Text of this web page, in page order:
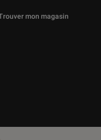
vous être proposées
mon magasin